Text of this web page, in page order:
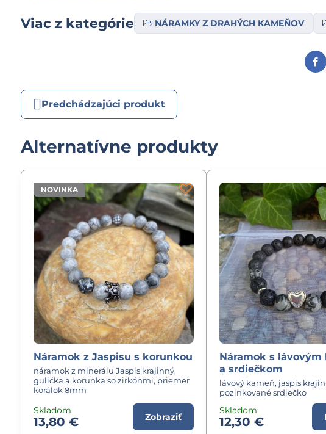
Viac z kategórie NÁRAMKY Z DRAHÝCH KAMEŇOV
Predchádzajúci produkt
Alternatívne produkty
NOVINKA
Náramok z Jaspisu s korunkou
náramok z minerálu Jaspis krajinný,
gulička a korunka so zirkónmi, priemer
korálok 8mm
Skladom
13,80 € Zobraziť
Náramok s lávovým
a srdiečkom
lávový kameň, jaspis
pozinkované srdiečko
Skladom
12,30 €